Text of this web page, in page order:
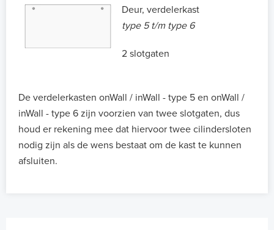
Deur, verdelerkast
type 5 t/m type 6
2 slotgaten
De verdelerkasten onWall / inWall - type 5 en onWall /
inWall - type 6 zijn voorzien van twee slotgaten, dus
houd er rekening mee dat hiervoor twee cilindersloten
nodig zijn als de wens bestaat om de kast te kunnen
afsluiten.